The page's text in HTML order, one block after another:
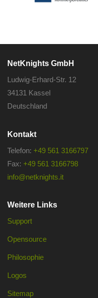
NetKnights GmbH
Ludwig-Erhard-Str. 12
34131 Kassel
Deutschland
Kontakt
Telefon: +49 561 3166797
Fax: +49 561 3166798
info@netknights.it
Weitere Links
Support
Opensource
Philosophie
Logos
Sitemap